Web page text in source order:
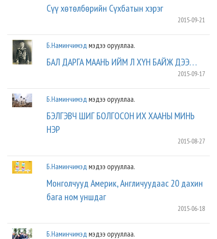
Сүү хөтөлбөрийн Сүхбатын хэрэг
2015-09-21
Б.Наминчимэд мэдээ орууллаа.
БАЛ ДАРГА МААНЬ ИЙМ Л ХҮН БАЙЖ ДЭЭ. . .
2015-09-17
Б.Наминчимэд мэдээ орууллаа.
БЭЛГЭВЧ ШИГ БОЛГОСОН ИХ ХААНЫ МИНЬ
НЭР
2015-08-27
Б.Наминчимэд мэдээ орууллаа.
Монголчууд Америк, Англичуудаас 20 дахин
бага ном уншдаг
2015-06-18
Б.Наминчимэд мэдээ орууллаа.